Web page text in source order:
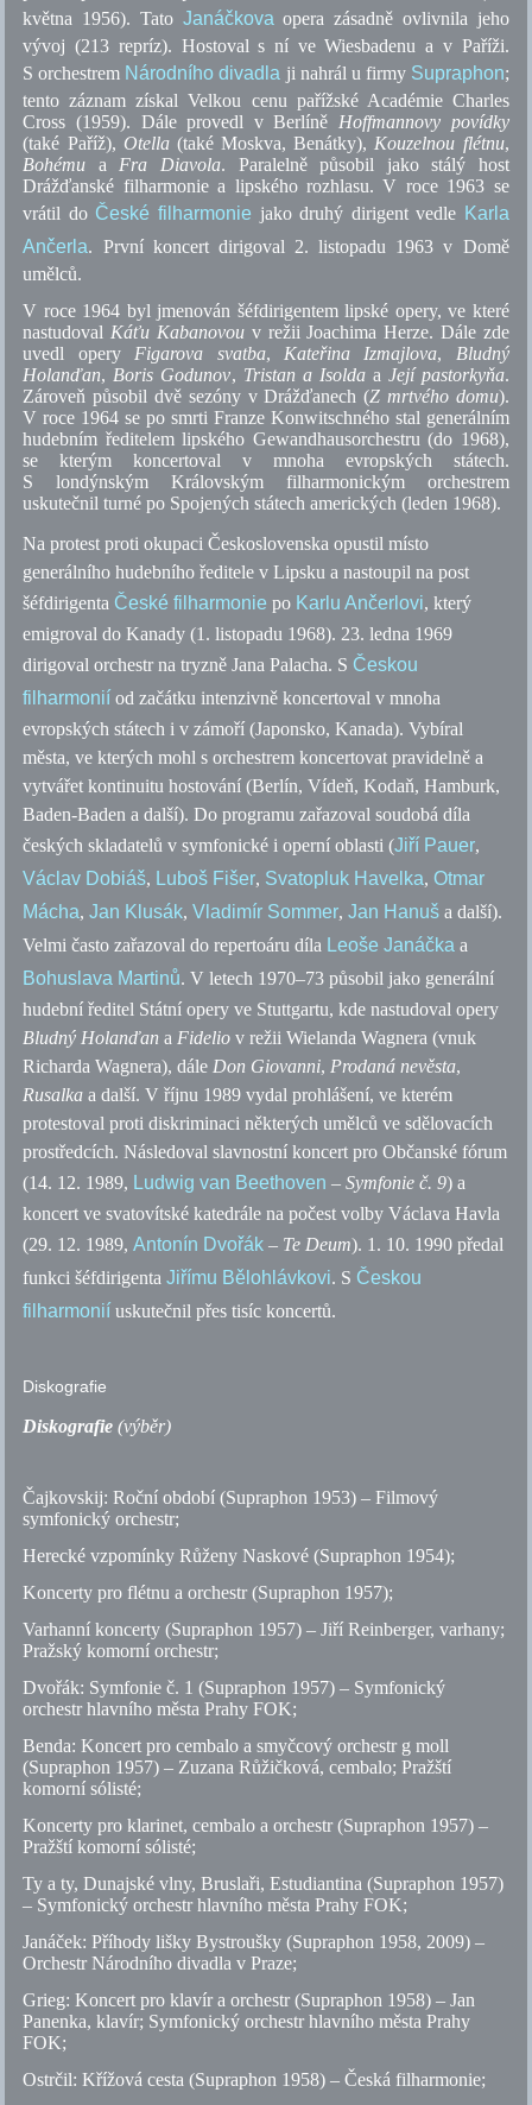
května 1956). Tato Janáčkovaopera zásadně ovlivnila jeho
vývoj (213 repríz). Hostoval s ní ve Wiesbadenu a v Paříži.
S orchestrem Národního divadla ji nahrál u firmy Supraphon;
tento záznam získal Velkou cenu pařížské Académie Charles
Cross (1959). Dále provedl v Berlíně Hoffmannovy povídky
(také Paříž), Otella(také Moskva, Benátky),Kouzelnou flétnu,
Bohému aFra Diavola. Paralelně působil jako stálý host
Drážďanské filharmonie a lipského rozhlasu. V roce 1963 se
vrátil do České filharmonie jako druhý dirigent vedle Karla
Ančerla. První koncert dirigoval 2. listopadu 1963 v Domě
umělců.
V roce 1964 byl jmenován šéfdirigentem lipské opery, ve které
nastudovalKáťu Kabanovou v režii Joachima Herze. Dále zde
uvedl operyFigarova svatba, Kateřina Izmajlova, Bludný
Holanďan,Boris Godunov, Tristan a Isoldaa Její pastorkyňa.
Zároveň působil dvě sezóny v Drážďanech (Z mrtvého domu).
V roce 1964 se po smrti Franze Konwitschného stal generálním
hudebním ředitelem lipského Gewandhausorchestru (do 1968),
se kterým koncertoval v mnoha evropských státech.
S londýnským Královským filharmonickým orchestrem
uskutečnil turné po Spojených státech amerických (leden 1968).
Na protest proti okupaci Československa opustil místo
generálního hudebního ředitele v Lipsku a nastoupil na post
šéfdirigenta České filharmonie po Karlu Ančerlovi, který
emigroval do Kanady (1. listopadu 1968). 23. ledna 1969
dirigoval orchestr na tryzně Jana Palacha. S Českou
filharmonií od začátku intenzivně koncertoval v mnoha
evropských státech i v zámoří (Japonsko, Kanada). Vybíral
města, ve kterých mohl s orchestrem koncertovat pravidelně a
vytvářet kontinuitu hostování (Berlín, Vídeň, Kodaň, Hamburk,
Baden-Baden a další). Do programu zařazoval soudobá díla
českých skladatelů v symfonické i operní oblasti (Jiří Pauer,
Václav Dobiáš, Luboš Fišer, Svatopluk Havelka, Otmar
Mácha,Jan Klusák,Vladimír Sommer,Jan Hanuš a další).
Velmi často zařazoval do repertoáru díla Leoše Janáčka a
Bohuslava Martinů. V letech 1970–73 působil jako generální
hudební ředitel Státní opery ve Stuttgartu, kde nastudoval opery
Bludný Holanďan aFidelio v režii Wielanda Wagnera (vnuk
Richarda Wagnera), dáleDon Giovanni,Prodaná nevěsta,
Rusalka a další. V říjnu 1989 vydal prohlášení, ve kterém
protestoval proti diskriminaci některých umělců ve sdělovacích
prostředcích. Následoval slavnostní koncert pro Občanské fórum
(14. 12. 1989, Ludwig van Beethoven –Symfonieč. 9) a
koncert ve svatovítské katedrále na počest volby Václava Havla
(29. 12. 1989,Antonín Dvořák – Te Deum). 1. 10. 1990 předal
funkci šéfdirigentaJiřímu Bělohlávkovi. S Českou
filharmonií uskutečnil přes tisíc koncertů.
Diskografie
Diskografie(výběr)
Čajkovskij: Roční období (Supraphon 1953) – Filmový
symfonický orchestr;
Herecké vzpomínky Růženy Naskové (Supraphon 1954);
Koncerty pro flétnu a orchestr (Supraphon 1957);
Varhanní koncerty (Supraphon 1957) – Jiří Reinberger, varhany;
Pražský komorní orchestr;
Dvořák: Symfonieč. 1 (Supraphon 1957) – Symfonický
orchestr hlavního města Prahy FOK;
Benda: Koncert pro cembalo a smyčcový orchestr g moll
(Supraphon 1957) – Zuzana Růžičková, cembalo; Pražští
komorní sólisté;
Koncerty pro klarinet, cembalo a orchestr (Supraphon 1957) –
Pražští komorní sólisté;
Ty a ty, Dunajské vlny, Bruslaři, Estudiantina (Supraphon 1957)
– Symfonický orchestr hlavního města Prahy FOK;
Janáček: Příhody lišky Bystroušky (Supraphon 1958, 2009) –
Orchestr Národního divadla v Praze;
Grieg: Koncert pro klavír a orchestr (Supraphon 1958) – Jan
Panenka, klavír; Symfonický orchestr hlavního města Prahy
FOK;
Ostrčil: Křížová cesta (Supraphon 1958) – Česká filharmonie;